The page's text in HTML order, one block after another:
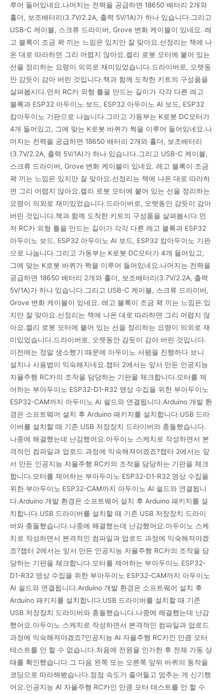
루어 들어있네요.나머지는 전력을 공급하면 18650 배터리 2개와
홀더, 보조배터리(3.7V/2.2A, 출력 5V/1A)가 하나 있습니다.그리고
USB-C 케이블, 스크류 드라이버, Grove 변화 케이블이 있네요. 레
고 블록이 조금 꽉 끼는 느낌은 있지만 잘 맞아요.선정리는 책에 나
온 대로 따라하면 그리 어렵지 않아요.켈리 로봇 모터에 붙어 있는
선을 정리하는 요령이 의외로 재미있었습니다.드라이버로, 오랫동
안 감듯이 감아 버린 것입니다.책과 함께 도착한 키트의 구성품을
살펴봅시다.먼저 RC카 외형 틀을 만드는 길이가 각각 다른 레고
블록과 ESP32 아두이노 보드, ESP32 아두이노 AI 보드, ESP32
캄아두이노 기판으로 나눕니다.그리고 가동부는 K로봇 DC모터가
4개 들어있고, 그에 맞는 K로봇 바퀴가 짝을 이루어 들어있네요.나
머지는 전력을 공급하면 18650 배터리 2개와 홀더, 보조배터리
(3.7V/2.2A, 출력 5V/1A)가 하나 있습니다.그리고 USB-C 케이블,
스크류 드라이버, Grove 변화 케이블이 있네요. 레고 블록이 조금
꽉 끼는 느낌은 있지만 잘 맞아요.선정리는 책에 나온 대로 따라하
면 그리 어렵지 않아요.켈리 로봇 모터에 붙어 있는 선을 정리하는
요령이 의외로 재미있었습니다.드라이버로, 오랫동안 감듯이 감아
버린 것입니다.책과 함께 도착한 키트의 구성품을 살펴봅시다.먼
저 RC카 외형 틀을 만드는 길이가 각각 다른 레고 블록과 ESP32
아두이노 보드, ESP32 아두이노 AI 보드, ESP32 캄아두이노 기판
으로 나눕니다.그리고 가동부는 K로봇 DC모터가 4개 들어있고,
그에 맞는 K로봇 바퀴가 짝을 이루어 들어있네요.나머지는 전력을
공급하면 18650 배터리 2개와 홀더, 보조배터리(3.7V/2.2A, 출력
5V/1A)가 하나 있습니다.그리고 USB-C 케이블, 스크류 드라이버,
Grove 변화 케이블이 있네요. 레고 블록이 조금 꽉 끼는 느낌은 있
지만 잘 맞아요.선정리는 책에 나온 대로 따라하면 그리 어렵지 않
아요.켈리 로봇 모터에 붙어 있는 선을 정리하는 요령이 의외로 재
미있었습니다.드라이버로, 오랫동안 감듯이 감아 버린 것입니다.
이전에는 정말 생소했기 때문에 아두이노 서평을 진행하다 보니
설치나 사용법이 익숙해지네요.챕터 2에서는 앞서 만든 인공지능
자율주행 RC카의 조작을 담당하는 기판을 체크합니다.모터를 제
어하는 부아두이노 ESP32-D1-R32 영상 수집을 위한 부아두이노
ESP32-CAM까지 아두이노 AI 쉴드와 연결됩니다.Arduino 개발 환
경은 소프트웨어 설치 후 Arduino 패키지를 설치합니다.USB 드라
이버를 설치할 때 기존 USB 저장장치 드라이버와 충돌했습니다.
나중에 해결했는데 난감했어요.아두이노 스케치로 작성하면서 본
격적인 컴파일과 업로드 과정에 익숙해져야겠죠?챕터 2에서는 앞
서 만든 인공지능 자율주행 RC카의 조작을 담당하는 기판을 체크
합니다.모터를 제어하는 부아두이노 ESP32-D1-R32 영상 수집을
위한 부아두이노 ESP32-CAM까지 아두이노 AI 쉴드와 연결됩니
다.Arduino 개발 환경은 소프트웨어 설치 후 Arduino 패키지를 설
치합니다.USB 드라이버를 설치할 때 기존 USB 저장장치 드라이
버와 충돌했습니다.나중에 해결했는데 난감했어요.아두이노 스케
치로 작성하면서 본격적인 컴파일과 업로드 과정에 익숙해져야겠
죠?챕터 2에서는 앞서 만든 인공지능 자율주행 RC카의 조작을 담
당하는 기판을 체크합니다.모터를 제어하는 부아두이노 ESP32-
D1-R32 영상 수집을 위한 부아두이노 ESP32-CAM까지 아두이노
AI 쉴드와 연결됩니다.Arduino 개발 환경은 소프트웨어 설치 후
Arduino 패키지를 설치합니다.USB 드라이버를 설치할 때 기존
USB 저장장치 드라이버와 충돌했습니다.나중에 해결했는데 난감
했어요.아두이노 스케치로 작성하면서 본격적인 컴파일과 업로드
과정에 익숙해져야겠죠?인공지능 AI 자율주행 RC카인 만큼 모터
테스트를 안 할 수 없습니다.처음에 전원을 인가한 후 전체 가동 상
태를 확인했습니다.그 다음 왼쪽 또는 오른쪽 앞뒤 바퀴의 동작을
코딩으로 따라해봤습니다.점점 속도가 줄어들고 멈추는 게 신기했
어요.인공지능 AI 자율주행 RC카인 만큼 모터 테스트를 안 할 수